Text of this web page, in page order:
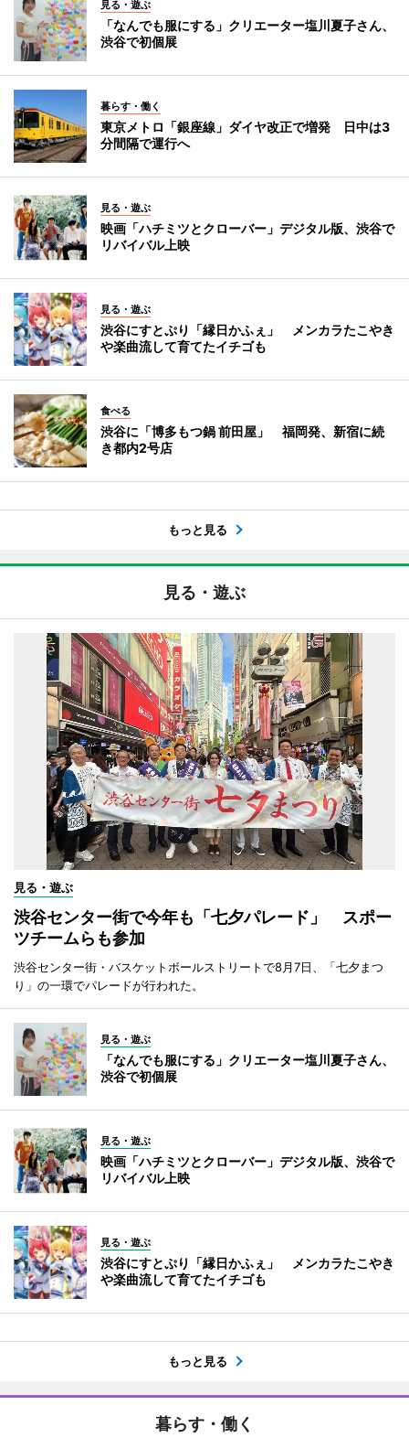
見る・遊ぶ
「なんでも服にする」クリエーター塩川夏子さん、
渋谷で初個展
暮らす・働く
東京メトロ「銀座線」ダイヤ改正で増発 日中は3
分間隔で運行へ
見る・遊ぶ
映画「ハチミツとクローバー」デジタル版、渋谷で
リバイバル上映
見る・遊ぶ
渋谷にすとぷり「縁日かふぇ」 メンカラたこやき
や楽曲流して育てたイチゴも
食べる
渋谷に「博多もつ鍋 前田屋」 福岡発、新宿に続
き都内2号店
もっと見る
見る・遊ぶ
見る・遊ぶ
渋谷センター街で今年も「七夕パレード」 スポー
ツチームらも参加
渋谷センター街・バスケットボールストリートで8月7日、「七夕まつ
り」の一環でパレードが行われた。
見る・遊ぶ
「なんでも服にする」クリエーター塩川夏子さん、
渋谷で初個展
見る・遊ぶ
映画「ハチミツとクローバー」デジタル版、渋谷で
リバイバル上映
見る・遊ぶ
渋谷にすとぷり「縁日かふぇ」 メンカラたこやき
や楽曲流して育てたイチゴも
もっと見る
暮らす・働く